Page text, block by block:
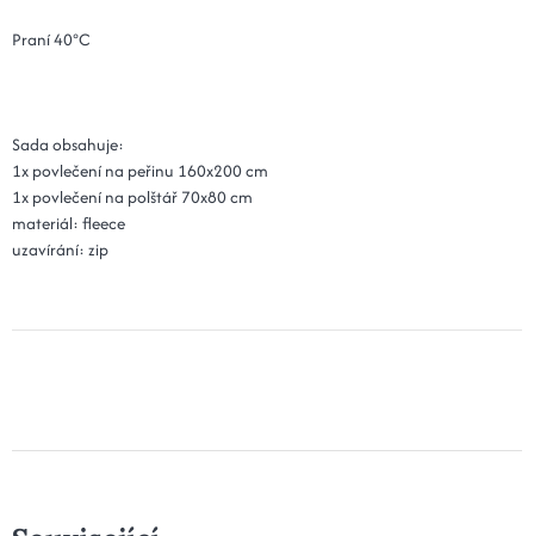
Praní 40°C
Sada obsahuje:
1x povlečení na peřinu 160x200 cm
1x povlečení na polštář 70x80 cm
materiál: fleece
uzavírání: zip